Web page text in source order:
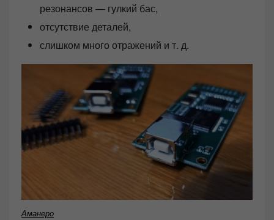
резонансов — гулкий бас,
отсутствие деталей,
слишком много отражений и т. д.
Аманеро